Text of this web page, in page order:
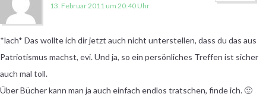
13. Februar 2011 um 20:40 Uhr
*lach* Das wollte ich dir jetzt auch nicht unterstellen, dass du das aus
Patriotismus machst, evi. Und ja, so ein persönliches Treffen ist sicher
auch mal toll.
Über Bücher kann man ja auch einfach endlos tratschen, finde ich. 🙂